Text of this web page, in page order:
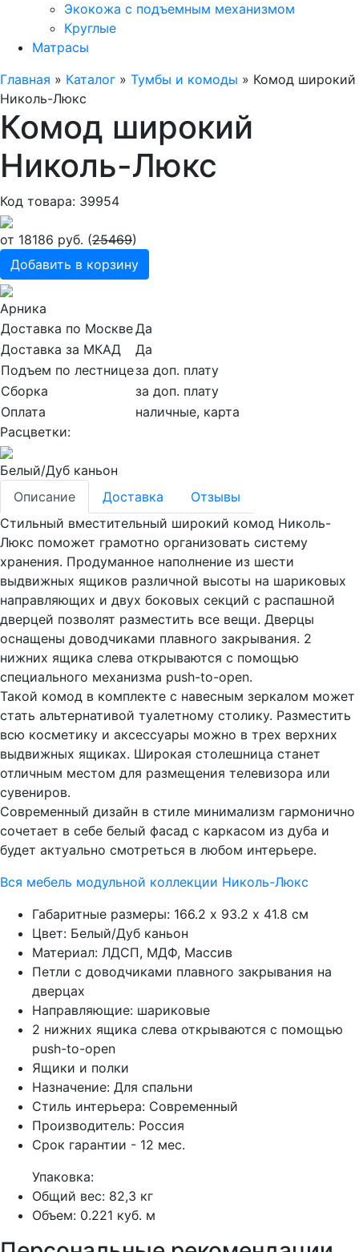
Экокожа с подъемным механизмом
Круглые
Матрасы
Главная » Каталог » Тумбы и комоды » Комод широкий
Николь-Люкс
Комод широкий
Николь-Люкс
Код товара: 39954
от 18186 руб. (25469)
Добавить в корзину
Арника
Доставка по МосквеДа
Доставка за МКАД
Да
Подъем по лестницеза доп. плату
Сборка
за доп. плату
Оплата
наличные, карта
Расцветки:
Белый/Дуб каньон
Описание
Доставка
Отзывы
Стильный вместительный широкий комод Николь-
Люкс поможет грамотно организовать систему
хранения. Продуманное наполнение из шести
выдвижных ящиков различной высоты на шариковых
направляющих и двух боковых секций с распашной
дверцей позволят разместить все вещи. Дверцы
оснащены доводчиками плавного закрывания. 2
нижних ящика слева открываются с помощью
специального механизма push-to-open.
Такой комод в комплекте с навесным зеркалом может
стать альтернативой туалетному столику. Разместить
всю косметику и аксессуары можно в трех верхних
выдвижных ящиках. Широкая столешница станет
отличным местом для размещения телевизора или
сувениров.
Современный дизайн в стиле минимализм гармонично
сочетает в себе белый фасад с каркасом из дуба и
будет актуально смотреться в любом интерьере.
Вся мебель модульной коллекции Николь-Люкс
Габаритные размеры: 166.2 х 93.2 х 41.8 см
Цвет: Белый/Дуб каньон
Материал: ЛДСП, МДФ, Массив
Петли с доводчиками плавного закрывания на
дверцах
Направляющие: шариковые
2 нижних ящика слева открываются с помощью
push-to-open
Ящики и полки
Назначение: Для спальни
Стиль интерьера: Современный
Производитель: Россия
Срок гарантии - 12 мес.
Упаковка:
Общий вес: 82,3 кг
Объем: 0.221 куб. м